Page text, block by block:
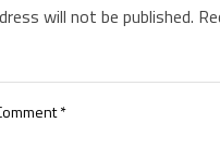
will not be published.